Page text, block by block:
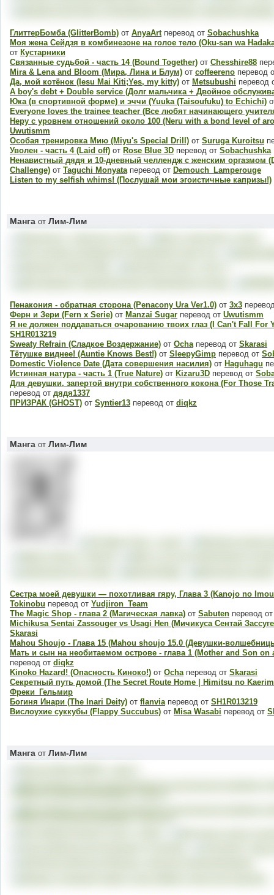
ГлиттерБомба (GlitterBomb) от AnyaArtперевод от Sobachushka
Моя жена Сейдзя в комбинезоне на голое тело (Oku-san wa
от Кустарники
Связанные судьбой - часть 14 (Bound Together) от Chesshire88
Mira & Lena and Bloom (Мира, Лина и Блум) от coffeereno перевод
Да, мой котёнок (Iesu Mai Kiti;Yes, my kitty) от Metsubushi перевод
A boy's debt + Double service (Долг мальчика + Двойное
Юка (в спортивной форме) и эччи (Yuuka (Taisoufuku) to Echichi)
Everyone loves the trainee teacher (Все любят начинающего
Неру с уровнем отношений около 100 (Neru with a bond level of
Uwutismm
Особая тренировка Мию (Miyu's Special Drill) от Suruga Kuroitsu
Уволен - часть 4 (Laid off) от Rose Blue 3D перевод от Sobachushka
Ненавистный дядя и 10-дневный челлендж с женским оргазмом
Challenge) от Taguchi Monyataперевод от Demouch_Lamperouge
Listen to my selfish whims! (Послушай мои эгоистичные капризы!)
Манга от Лим-Лим
Пенакония - обратная сторона (Penacony Ura Ver1.0) от 3x3
Ферн и Зери (Fern x Serie) от Manzai Sugar перевод от Uwutismm
Я не должен поддаваться очарованию твоих глаз (I Can't Fall For
SH1R013219
Sweaty Refrain (Сладкое Воздержание) от Ochaперевод от Skarasi
Тётушке виднее! (Auntie Knows Best!) от SleepyGimp перевод от
Domestic Violence Date (Дата совершения насилия) от Haguhagu
Истинная натура - часть 1 (True Nature) от Kizaru3D перевод от
Для девушки, запертой внутри собственного кокона (For Those
перевод от дядя1337
ПРИЗРАК (GHOST) от Syntier13 перевод от diqkz
Манга от Лим-Лим
Сестра моей девушки — похотливая гяру, Глава 3 (Kanojo no
Tokinobu перевод от Yudjiron_Team
The Magic Shop - глава 2 (Магическая лавка) от Sabuten перевод
Michikusa Sentai Zassouger vs Usagi Hen (Мичикуса Сентай
Skarasi
Mahou Shoujo - Глава 15 (Mahou shoujo 15.0 (Девушки-
Мать и сын на необитаемом острове - глава 1 (Mother and Son on
перевод от diqkz
Kinoko Hazard! (Опасность Киноко!) от Ochaперевод от Skarasi
Секретный путь домой (The Secret Route Home | Himitsu no
Фреки_Гельмир
Богиня Инари (The Inari Deity) от flanviaперевод от SH1R013219
Вислоухие суккубы (Flappy Succubus) от Misa Wasabi перевод от
Манга от Лим-Лим